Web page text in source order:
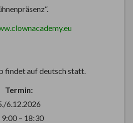
findet auf deutsch statt.
Termin:
6.12.2026
9:00 – 18:30